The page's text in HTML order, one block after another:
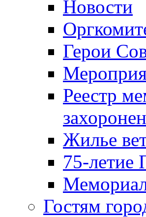
Новости
Герои
Реестр
Жилье
75-летие
Гостям